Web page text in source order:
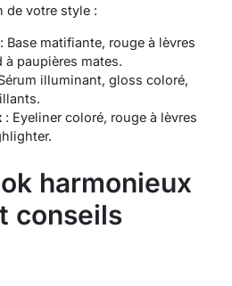
de votre style :
: Base matifiante, rouge à lèvres
à paupières mates.
illuminant, gloss coloré,
: Eyeliner coloré, rouge à lèvres
harmonieux
conseils